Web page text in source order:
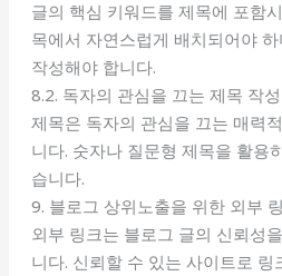
글의 핵심 키워드를 제목에 포함
목에서 자연스럽게 배치되어야
작성해야 합니다.
8.2. 독자의 관심을 끄는 제목 작
제목은 독자의 관심을 끄는 매력
니다. 숫자나 질문형 제목을 활용
습니다.
9. 블로그 상위노출을 위한 외부
외부 링크는 블로그 글의 신뢰성
니다. 신뢰할 수 있는 사이트로 링